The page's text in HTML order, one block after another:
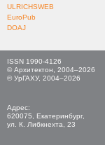
ULRICHSWEB
EuroPub
DOAJ
ISSN 1990-4126
© Архитектон, 2004–2026
© УрГАХУ, 2004–2026
Адрес:
620075, Екатеринбург,
ул. К. Либкнехта, 23